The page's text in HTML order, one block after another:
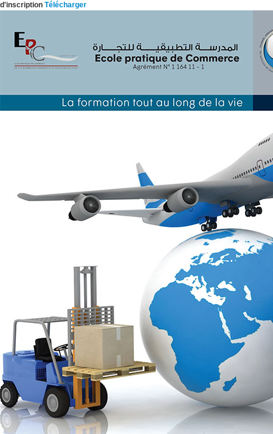
d'inscription Télécharger